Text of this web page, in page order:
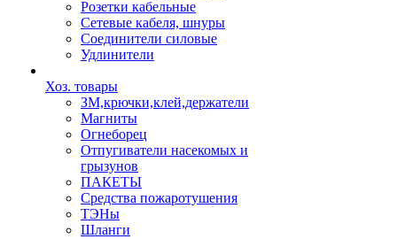
Розетки кабельные
Сетевые кабеля, шнуры
Соединители силовые
Удлинители
Хоз. товары
ЗМ,крючки,клей,держатели
Магниты
Огнеборец
Отпугиватели насекомых и
грызунов
ПАКЕТЫ
Средства пожаротушения
ТЭНы
Шланги